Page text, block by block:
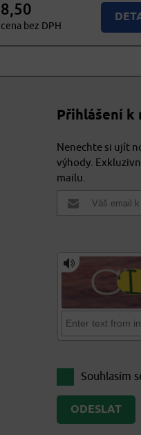
8,50
cena bez DPH
Přihlášení
Nenechte si ujít
výhody.
mailu.
Souhlasím